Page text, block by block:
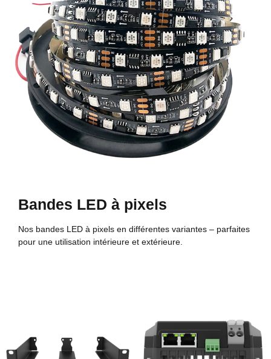
Bandes LED à pixels
Nos bandes LED à pixels en différentes variantes – parfaites
pour une utilisation intérieure et extérieure.